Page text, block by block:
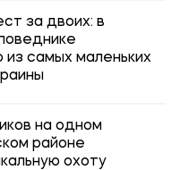
за двоих: в
из самых маленьких
на одном
районе
охоту